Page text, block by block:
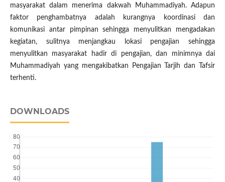
masyarakat dalam menerima dakwah Muhammadiyah. Adapun
faktor penghambatnya adalah kurangnya koordinasi dan
komunikasi antar pimpinan sehingga menyulitkan mengadakan
kegiatan, sulitnya menjangkau lokasi pengajian sehingga
menyulitkan masyarakat hadir di pengajian, dan minimnya dai
Muhammadiyah yang mengakibatkan Pengajian Tarjih dan Tafsir
terhenti.
DOWNLOADS